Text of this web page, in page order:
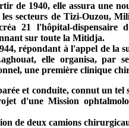
de 1940, elle assura une
les secteurs de Tizi-Ouzou,
21 l'hôpital-dispensaire
sur toute la Mitidja.
répondant à l'appel de la
elle organisa, par
une première clinique
et conduite, connut un tel
d'une Mission
de deux camions